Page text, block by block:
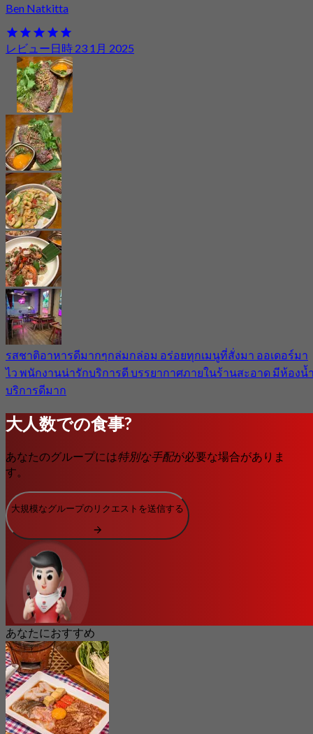
Ben Natkitta
レビュー日時 23 1月 2025
รสชาติอาหารดีมากๆกล่มกล่อม อร่อยทุกเมนูที่สั่งมา ออเดอร์มา
ไว พนักงานน่ารักบริการดี บรรยากาศภายในร้านสะอาด มีห้องน้
บริการดีมาก
大人数での食事?
あなたのグループには特別な手配が必要な場合がありま
す。
大規模なグループのリクエストを送信する
あなたにおすすめ